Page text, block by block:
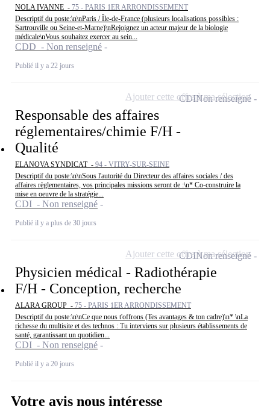
NOLA IVANNE - 75 - PARIS 1ER ARRONDISSEMENT
Descriptif du poste:\n\nParis / Île-de-France (plusieurs localisations possibles :
Sartrouville ou Seine-et-Marne)\nRejoignez un acteur majeur de la biologie
médicale\nVous souhaitez exercer au sein...
CDD - Non renseigné
Publié il y a 22 jours
Responsable des affaires
réglementaires/chimie F/H -
Qualité
ELANOVA SYNDICAT - 94 - VITRY-SUR-SEINE
Descriptif du poste:\n\nSous l'autorité du Directeur des affaires sociales / des
affaires règlementaires, vos principales missions seront de :\n* Co-construire la
mise en oeuvre de la stratégie...
CDI - Non renseigné
Publié il y a plus de 30 jours
CDINon renseigné
Ajouter cette offre à ma sélection
Physicien médical - Radiothérapie
F/H - Conception, recherche
ALARA GROUP - 75 - PARIS 1ER ARRONDISSEMENT
Descriptif du poste:\n\nCe que nous t'offrons (Tes avantages & ton cadre)\n* \nLa
richesse du multisite et des technos : Tu interviens sur plusieurs établissements de
santé, garantissant un quotidien...
CDI - Non renseigné
Publié il y a 20 jours
CDINon renseigné
Ajouter cette offre à ma sélection
Votre avis nous intéresse